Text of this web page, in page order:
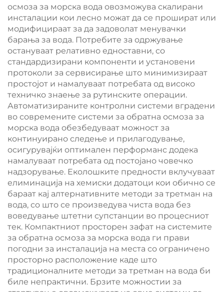
осмоза за морска вода овозможува скалирани
инсталации кои лесно можат да се прошират или
модифицираат за да задоволат менувачки
барања за вода. Потребите за одржување
остануваат релативно едноставни, со
стандардизирани компоненти и установени
протоколи за сервисирање што минимизираат
простојот и намалуваат потребата од високо
техничко знаење за рутинските операции.
Автоматизираните контролни системи вградени
во современите системи за обратна осмоза за
морска вода обезбедуваат можност за
континуирано следење и прилагодување,
осигурувајќи оптимален перформанс додека
намалуваат потребата од постојано човечко
надзорување. Еколошките предности вклучуваат
елиминација на хемиски додатоци кои обично се
бараат кај алтернативните методи за третман на
вода, со што се произведува чиста вода без
воведување штетни супстанции во процесниот
тек. Компактниот просторен зафат на системите
за обратна осмоза за морска вода ги прави
погодни за инсталација на места со ограничено
просторно расположение каде што
традиционалните методи за третман на вода би
биле непрактични. Брзите можностии за